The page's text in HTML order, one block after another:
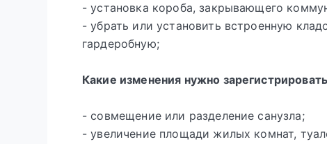
- установка короба, закрывающего
- убрать или установить встроенную
гардеробную;
Какие изменения нужно
- совмещение или разделение санузла;
- увеличение площади жилых комнат,